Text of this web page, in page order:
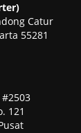
Catur
55281
121